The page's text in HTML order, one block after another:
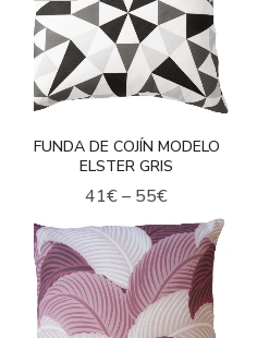
FUNDA DE COJÍN MODELO
ELSTER GRIS
41€– 55€